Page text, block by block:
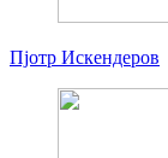
Пjoтр Искендеров